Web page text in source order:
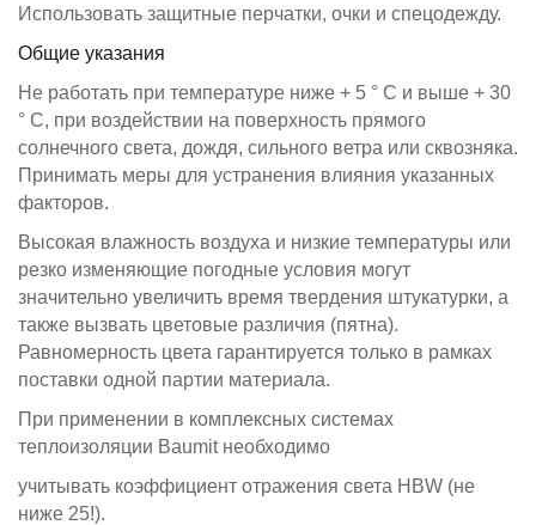
Использовать защитные перчатки, очки и спецодежду.
Общие указания
Не работать при температуре ниже + 5 ° С и выше + 30
° С, при воздействии на поверхность прямого
солнечного света, дождя, сильного ветра или сквозняка.
Принимать меры для устранения влияния указанных
факторов.
Высокая влажность воздуха и низкие температуры или
резко изменяющие погодные условия могут
значительно увеличить время твердения штукатурки, а
также вызвать цветовые различия (пятна).
Равномерность цвета гарантируется только в рамках
поставки одной партии материала.
При применении в комплексных системах
теплоизоляции Baumit необходимо
учитывать коэффициент отражения света HBW (не
ниже 25!).